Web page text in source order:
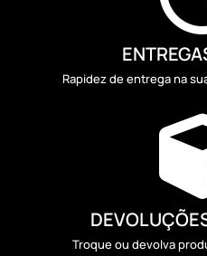
Rapidez de entrega na
Troque ou devolva